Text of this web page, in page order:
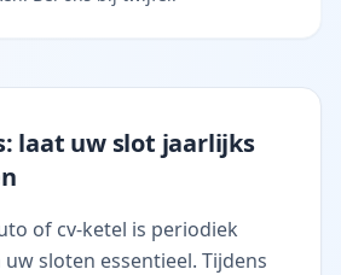
laat uw slot jaarlijks
of cv-ketel is periodiek
sloten essentieel. Tijdens